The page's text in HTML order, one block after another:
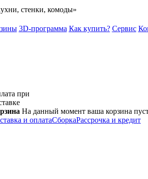
стенки, комоды»
3D-программа Как купить? Сервис
при
На данный момент ваша корзина
и оплатаСборкаРассрочка и кредит